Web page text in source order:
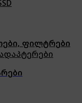
ფილტრები